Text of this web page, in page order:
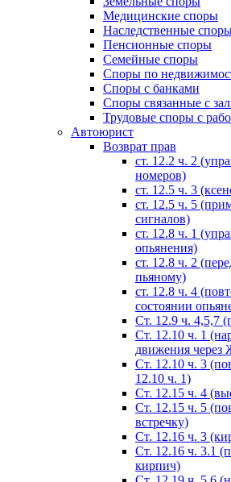
Медицинские споры
Наследственные
Пенсионные споры
Семейные споры
Cпоры по
Споры с банками
Споры связанные с
Трудовые споры с
Автоюрист
Возврат прав
ст. 12.2 ч. 2
номеров)
ст. 12.5 ч. 3
ст. 12.5 ч. 5
сигналов)
cт. 12.8 ч. 1
опьянения)
ст. 12.8 ч. 2
пьяному)
ст. 12.8 ч. 4
состоянии
Ст. 12.9 ч. 4,5,7
Ст. 12.10 ч. 1
движения через
Ст. 12.10 ч. 3
12.10 ч. 1)
Ст. 12.15 ч. 4
Ст. 12.15 ч. 5
встречку)
Ст. 12.16 ч. 3
Ст. 12.16 ч. 3.1
кирпич)